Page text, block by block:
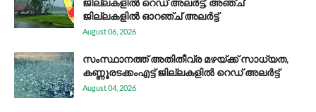
ജില്ലകളിൽ റെഡ് അലർട്ട്, അഞ്ച്
ജില്ലകളിൽ ഓറഞ്ച് അലർട്ട്
August 06, 2026
സം​സ്ഥാ​ന​ത്ത് അ​തി​തീ​വ്ര മ​ഴ​യ്ക്ക് സാ​ധ്യ​ത,
കണ്ണൂരടക്കംഎ​ട്ട് ജി​ല്ല​ക​ളി​ൽ റെ​ഡ് അ​ലർ​ട്ട്
August 04, 2026